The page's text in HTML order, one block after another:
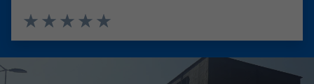
Valuta 5 stelle su 5
Valuta 4 stelle su 5
Valuta 3 stelle su 5
Valuta 2 stelle su 5
Valuta 1 stelle su 5